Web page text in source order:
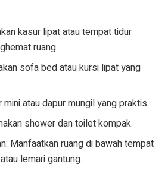
kasur lipat atau tempat tidur
ruang.
sofa bed atau kursi lipat yang
mini atau dapur mungil yang praktis.
shower dan toilet kompak.
Manfaatkan ruang di bawah tempat
lemari gantung.